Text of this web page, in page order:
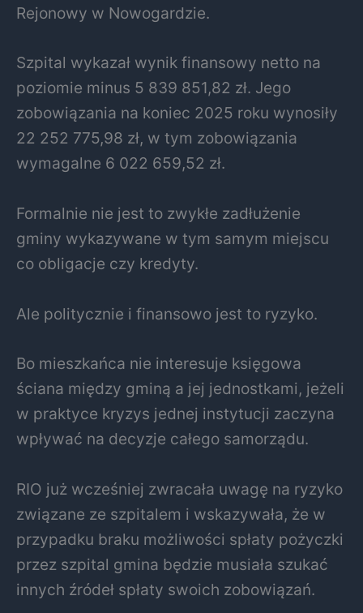
Rejonowy w Nowogardzie.
Szpital wykazał wynik finansowy netto na
poziomie minus 5 839 851,82 zł. Jego
zobowiązania na koniec 2025 roku wynosiły
22 252 775,98 zł, w tym zobowiązania
wymagalne 6 022 659,52 zł.
Formalnie nie jest to zwykłe zadłużenie
gminy wykazywane w tym samym miejscu
co obligacje czy kredyty.
Ale politycznie i finansowo jest to ryzyko.
Bo mieszkańca nie interesuje księgowa
ściana między gminą a jej jednostkami, jeżeli
w praktyce kryzys jednej instytucji zaczyna
wpływać na decyzje całego samorządu.
RIO już wcześniej zwracała uwagę na ryzyko
związane ze szpitalem i wskazywała, że w
przypadku braku możliwości spłaty pożyczki
przez szpital gmina będzie musiała szukać
innych źródeł spłaty swoich zobowiązań.